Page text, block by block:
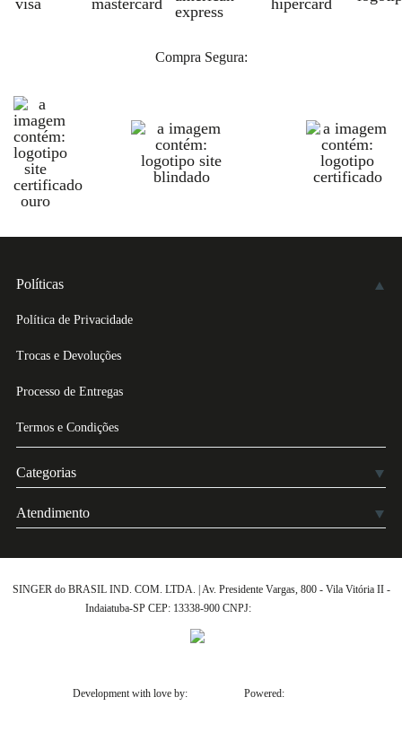
Compra Segura:
Políticas
Política de Privacidade
Trocas e Devoluções
Processo de Entregas
Termos e Condições
Categorias
Atendimento
SINGER do BRASIL IND. COM. LTDA. | Av. Presidente Vargas, 800 - Vila Vitória II -
Indaiatuba-SP CEP: 13338-900 CNPJ:
Development with love by: Powered: